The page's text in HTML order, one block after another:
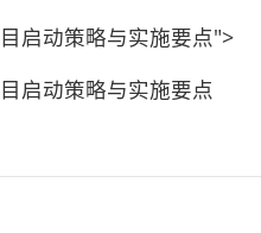
启动策略与实施要点">
启动策略与实施要点